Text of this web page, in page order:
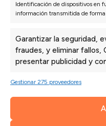
Identificación de dispositivos en
información transmitida de
Garantizar la seguridad,
fraudes, y eliminar fallos,
presentar publicidad y
Gestionar 275 proveedores